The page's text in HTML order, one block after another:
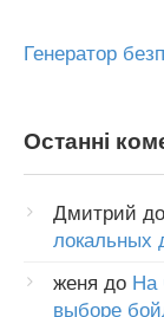
Генератор
Останні
Дмитрий до
локальных
женя до На
выборе